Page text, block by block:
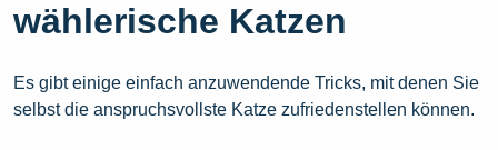
wählerische Katzen
Es gibt einige einfach anzuwendende Tricks, mit denen Sie
selbst die anspruchsvollste Katze zufriedenstellen können.